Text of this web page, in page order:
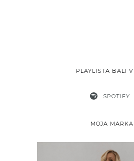
PLAYLISTA BALI
SPOTIFY
MOJA MARKA